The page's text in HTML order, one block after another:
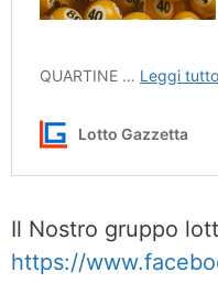
Il Nostro gruppo
https://